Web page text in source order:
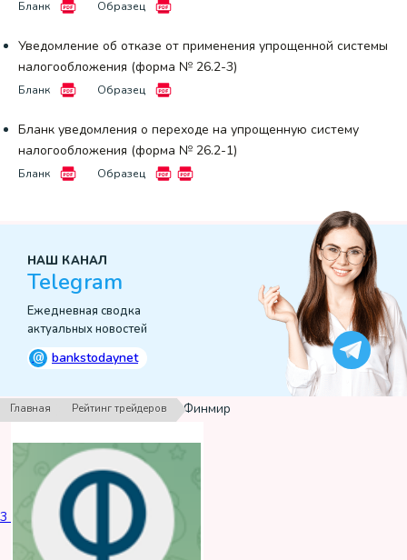
Бланк Образец
Уведомление об отказе от применения упрощенной системы
налогообложения (форма № 26.2-3)
Бланк Образец
Бланк уведомления о переходе на упрощенную систему
налогообложения (форма № 26.2-1)
Бланк Образец
НАШ КАНАЛ
Telegram
Ежедневная сводка
актуальных новостей
@ bankstodaynet
Главная Рейтинг трейдеров ›Финмир
3